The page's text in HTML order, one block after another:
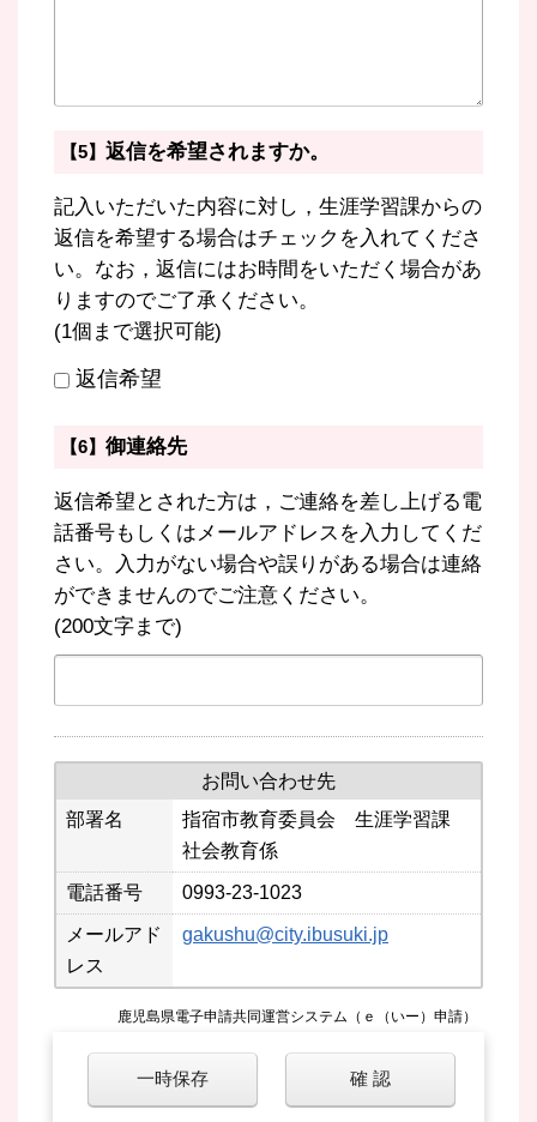
【5】 返信を希望されますか。
記入いただいた内容に対し，生涯学習課からの
返信を希望する場合はチェックを入れてくださ
い。なお，返信にはお時間をいただく場合があ
りますのでご了承ください。
(1個まで選択可能)
返信希望
【6】 御連絡先
返信希望とされた方は，ご連絡を差し上げる電
話番号もしくはメールアドレスを入力してくだ
さい。入力がない場合や誤りがある場合は連絡
ができませんのでご注意ください。
(200文字まで)
一時保存 確 認
お問い合わせ先
部署名
指宿市教育委員会 生涯学習課
社会教育係
電話番号 0993-23-1023
メールアド
レス
gakushu@city.ibusuki.jp
鹿児島県電子申請共同運営システム（ｅ（いー）申請）